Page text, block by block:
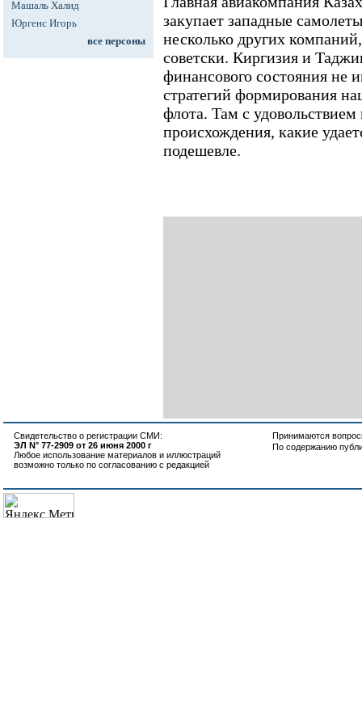
Машаль Халид
Юргенс Игорь
все персоны
закупает западные
несколько других
советски. Киргизия и
финансового состояния не
стратегий формирования
флота. Там с
происхождения, какие
подешевле.
Свидетельство о регистрации СМИ:
ЭЛ N° 77-2909 от 26 июня 2000 г
Любое использование материалов и иллюстраций
возможно только по согласованию с редакцией
Принимаются
По содержанию